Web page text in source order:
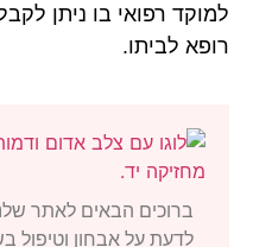
למוקד רפואי בו ניתן
רופא לביתו.
ברוכים הבאים לאתר
לדעת על אבחון וטיפול